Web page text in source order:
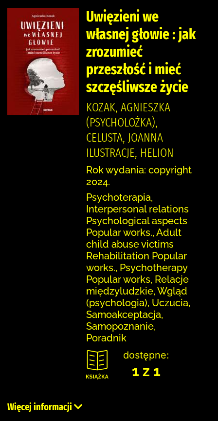
Uwięzieni we
własnej głowie : jak
zrozumieć
przeszłość i mieć
szczęśliwsze życie
KOZAK, AGNIESZKA
(PSYCHOLOŻKA),
CELUSTA, JOANNA
ILUSTRACJE, HELION
Rok wydania: copyright
2024.
Psychoterapia,
Interpersonal relations
Psychological aspects
Popular works., Adult
child abuse victims
Rehabilitation Popular
works., Psychotherapy
Popular works, Relacje
międzyludzkie, Wgląd
(psychologia), Uczucia,
Samoakceptacja,
Samopoznanie,
Poradnik
dostępne:
1 z 1
Więcej informacji